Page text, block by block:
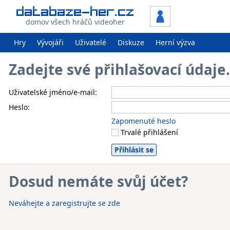
domov všech hráčů videoher
Hry Vývojáři Uživatelé Diskuze Herní výzva
Zadejte své přihlašovací
Uživatelské jméno/e-mail:
Heslo:
Zapomenuté heslo
Trvalé přihlášení
Dosud nemáte svůj účet?
Neváhejte a zaregistrujte se zde